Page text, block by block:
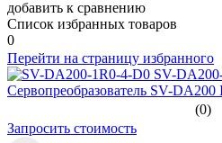
добавить к сравнению
Список избранных товаров
0
Перейти на страницу избранного
SV-
Сервопреобразователь SV-
(0)
Запросить стоимость